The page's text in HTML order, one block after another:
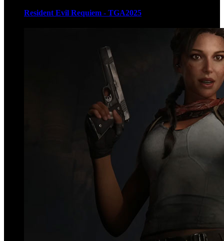
Resident Evil Requiem - TGA2025